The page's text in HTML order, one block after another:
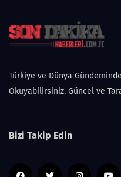
Türkiye ve Dünya
Okuyabilirsiniz. Güncel ve
Bizi Takip Edin